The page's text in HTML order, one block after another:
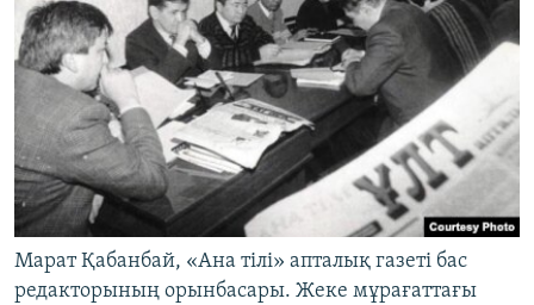
Марат Қабанбай, «Ана тілі» апталық газеті бас
редакторының орынбасары. Жеке мұрағаттағы